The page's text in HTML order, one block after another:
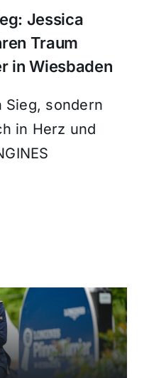
Jessica
Traum
in Wiesbaden
Sieg, sondern
in Herz und